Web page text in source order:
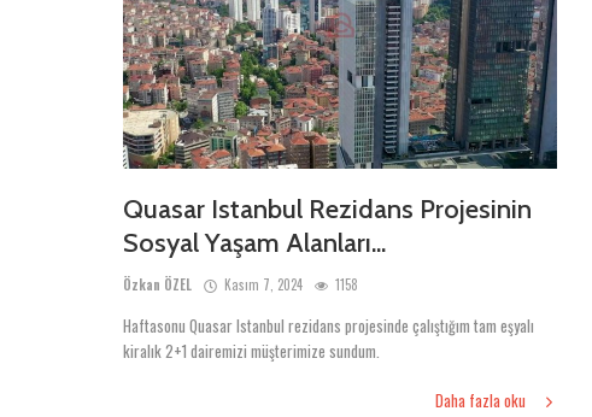
Quasar Istanbul Rezidans Projesinin
Sosyal Yaşam Alanları...
Özkan ÖZEL Kasım 7, 2024 1158
Haftasonu Quasar Istanbul rezidans projesinde çalıştığım tam eşyalı
kiralık 2+1 dairemizi müşterimize sundum.
Daha fazla oku